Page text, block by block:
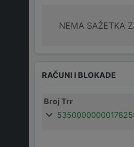
NEMA SAŽETKA
RAČUNI I BLOKADE
Broj Trr